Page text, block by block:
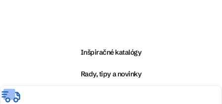
e
Inšpiračné katalógy
Rady, tipy a novinky